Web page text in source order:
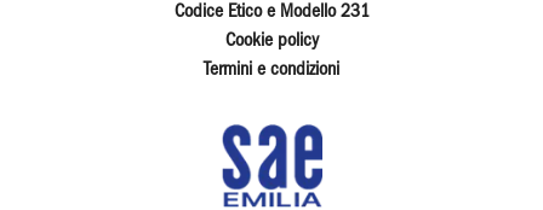
Codice Etico e Modello 231
Cookie policy
Termini e condizioni